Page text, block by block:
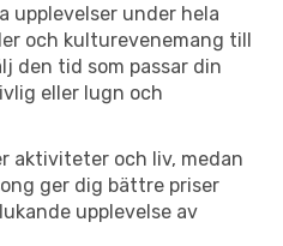
upplevelser under hela
och kulturevenemang till
den tid som passar din
eller lugn och
aktiviteter och liv, medan
ger dig bättre priser
upplevelse av